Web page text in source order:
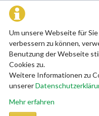
Um unsere Webseite für
verbessern zu können,
Benutzung der Webseite
Cookies zu.
Weitere Informationen zu
unserer
Mehr erfahren